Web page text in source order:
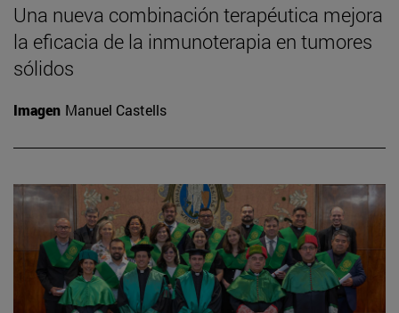
Una nueva combinación terapéutica mejora
la eficacia de la inmunoterapia en tumores
sólidos
Imagen Manuel Castells